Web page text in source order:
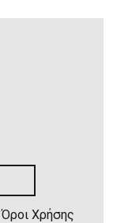
Όροι Χρήσης